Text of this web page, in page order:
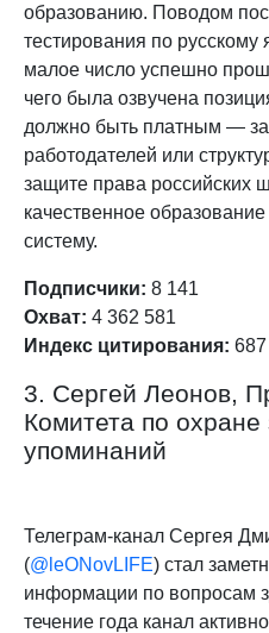
образованию. Поводом
тестирования по русскому
малое число успешно
чего была озвучена
должно быть платным — за
работодателей или
защите права российских
качественное
систему.
Подписчики: 8 141
Охват: 4 362 581
Индекс цитирования: 687
3. Сергей Леонов,
Комитета по
упоминаний
Телеграм-канал Сергея
(@leONovLIFE) стал
информации по вопросам
течение года канал